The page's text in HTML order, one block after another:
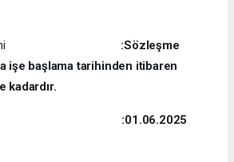
tarihi :Sözleşme
işe başlama tarihinden itibaren
kadardır.
tarihi :01.06.2025